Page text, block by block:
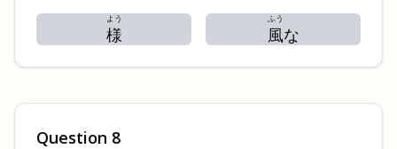
様
よう
風
ふう
な
Question 8